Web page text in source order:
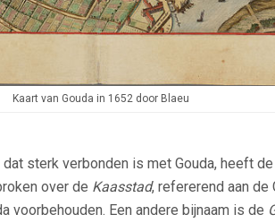
Kaart van Gouda in 1652 door Blaeu
sterk verbonden is met Gouda, heeft
over de Kaasstad, refererend aan de
voorbehouden. Een andere bijnaam is de